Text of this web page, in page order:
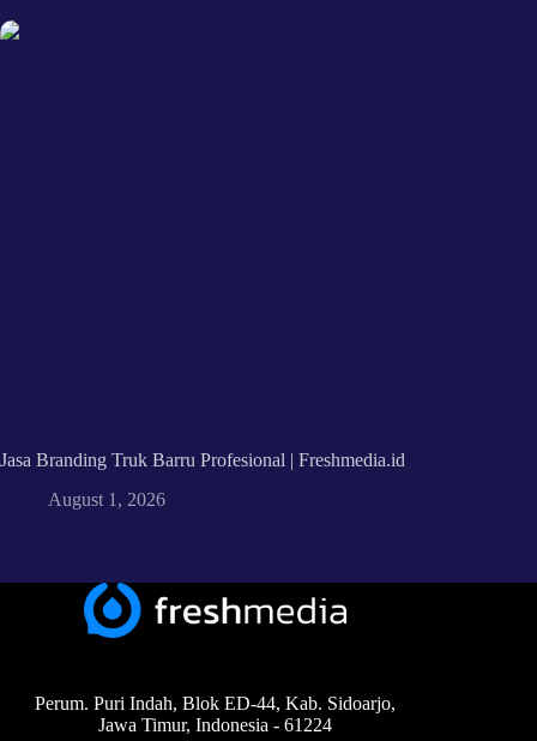
Jasa Branding Truk Barru Profesional | Freshmedia.id
August 1, 2026
Perum. Puri Indah, Blok ED-44, Kab. Sidoarjo,
Jawa Timur, Indonesia - 61224